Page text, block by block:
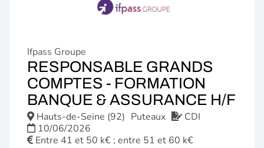
Ifpass Groupe
RESPONSABLE GRANDS
COMPTES - FORMATION
BANQUE & ASSURANCE H/F
Hauts-de-Seine (92) Puteaux
CDI
10/06/2026
Entre 41 et 50 k€ ; entre 51 et 60 k€